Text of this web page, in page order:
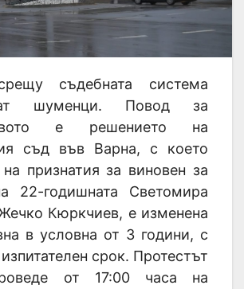
съдебната система
шуменци. Повод за
е решението на
съд във Варна, с което
признатия за виновен за
22-годишната Светомира
Кюркчиев, е изменена
в условна от 3 години, с
срок. Протестът
от 17:00 часа на